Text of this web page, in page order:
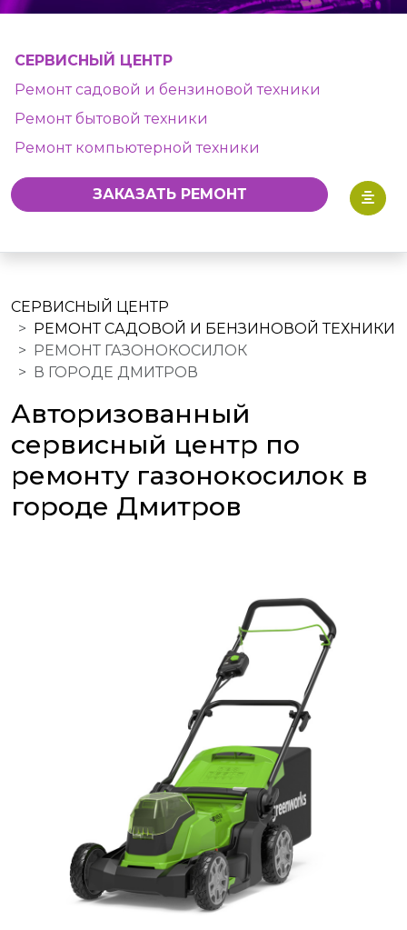
СЕРВИСНЫЙ ЦЕНТР
Ремонт садовой и бензиновой техники
Ремонт бытовой техники
Ремонт компьютерной техники
ЗАКАЗАТЬ РЕМОНТ
СЕРВИСНЫЙ ЦЕНТР
РЕМОНТ САДОВОЙ И БЕНЗИНОВОЙ ТЕХНИКИ
РЕМОНТ ГАЗОНОКОСИЛОК
В ГОРОДЕ ДМИТРОВ
Авторизованный
сервисный центр по
ремонту газонокосилок в
городе Дмитров